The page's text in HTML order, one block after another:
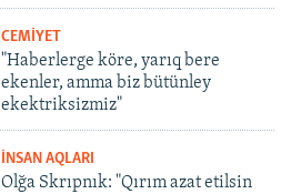
CEMİYET
"Haberlerge köre, yarıq bere
ekenler, amma biz bütünley
ekektriksizmiz"
İNSAN AQLARI
Olğa Skrıpnık: "Qırım azat etilsin